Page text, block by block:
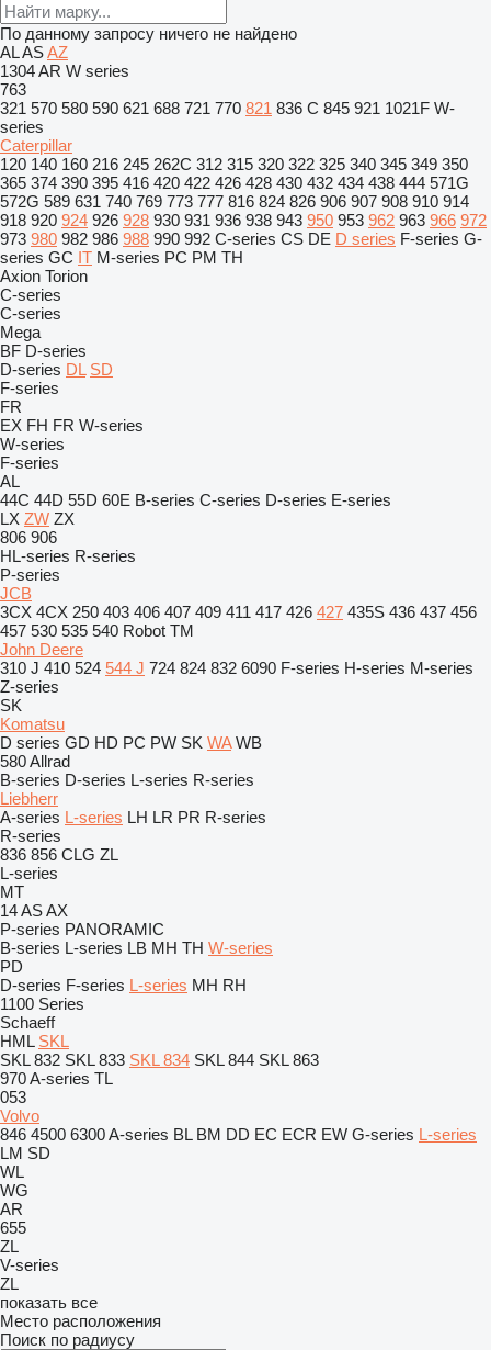
По данному запросу ничего не найдено
ALASAZ
1304AR W series
763
321 570 580 590 621 688 721 770 821 836 C 845 921 1021F W-
series
Caterpillar
120 140 160 216 245 262C 312 315 320 322 325 340 345 349 350
365 374 390 395 416 420 422 426 428 430 432 434 438 444 571G
572G 589 631 740 769 773 777 816 824 826 906 907 908 910 914
918 920 924 926 928 930 931 936 938 943 950 953 962 963 966 972
973 980 982 986 988 990 992 C-series CS DE D series F-series G-
series GC IT M-series PC PM TH
Axion Torion
C-series
C-series
Mega
BF D-series
D-series DL SD
F-series
FR
EX FH FR W-series
W-series
F-series
AL
44C 44D 55D 60E B-series C-series D-series E-series
LX ZW ZX
806 906
HL-series R-series
P-series
JCB
3CX 4CX 250 403 406 407 409 411 417 426 427 435S 436 437 456
457 530 535 540 Robot TM
John Deere
310 J 410 524 544 J 724 824 832 6090 F-series H-series M-series
Z-series
SK
Komatsu
D series GD HD PC PW SK WA WB
580Allrad
B-series D-series L-series R-series
Liebherr
A-series L-series LH LR PR R-series
R-series
836 856 CLG ZL
L-series
MT
14ASAX
P-series PANORAMIC
B-series L-series LB MH TH W-series
PD
D-series F-series L-series MH RH
1100 Series
Schaeff
HML SKL
SKL 832 SKL 833 SKL 834 SKL 844 SKL 863
970A-series TL
053
Volvo
846 4500 6300A-series BL BM DD EC ECR EW G-series L-series
LM SD
WL
WG
AR
655
ZL
V-series
ZL
показать все
Место расположения
Поиск по радиусу